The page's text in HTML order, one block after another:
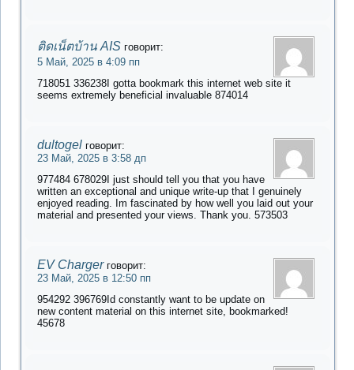
ติดเน็ตบ้าน AIS говорит:
5 Май, 2025 в 4:09 пп
718051 336238I gotta bookmark this internet web site it
seems extremely beneficial invaluable 874014
dultogel говорит:
23 Май, 2025 в 3:58 дп
977484 678029I just should tell you that you have
written an exceptional and unique write-up that I genuinely
enjoyed reading. Im fascinated by how well you laid out your
material and presented your views. Thank you. 573503
EV Charger говорит:
23 Май, 2025 в 12:50 пп
954292 396769Id constantly want to be update on
new content material on this internet site, bookmarked!
45678